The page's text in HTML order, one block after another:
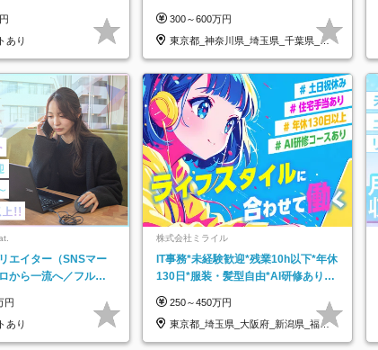
あり
300～600万円
東京都_神奈川県_埼玉県_千葉県_大
阪府…
エイター（SNSマー
から一流へ／フルリ
円
あり
株式会社ミライル
IT事務*未経験歓迎*残業10h以下*年休
130日*服装・髪型自由*AI研修あり*
250～450万円
東京都_埼玉県_大阪府_新潟県_福岡
県